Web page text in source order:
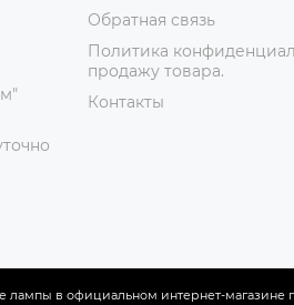
Обратная связь
Политика
продажу товара.
Контакты
лампы в официальном интернет-магазине